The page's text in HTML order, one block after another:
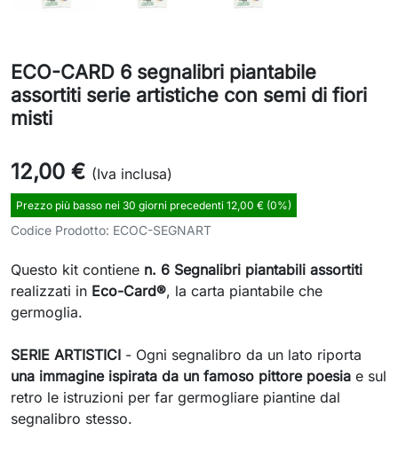
ECO-CARD 6 segnalibri piantabile
assortiti serie artistiche con semi di fiori
misti
12,00 € (Iva inclusa)
Prezzo più basso nei 30 giorni precedenti 12,00 € (0%)
Codice Prodotto: ECOC-SEGNART
Questo kit contiene n. 6 Segnalibri piantabili assortiti
realizzati in Eco-Card®, la carta piantabile che
germoglia.
SERIE ARTISTICI - Ogni segnalibro da un lato riporta
una immagine ispirata da un famoso pittore poesia e sul
retro le istruzioni per far germogliare piantine dal
segnalibro stesso.